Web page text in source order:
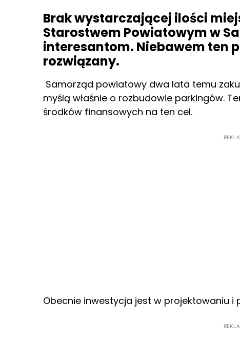
Brak wystarczającej ilości
Starostwem Powiatowym w
interesantom. Niebawem ten
rozwiązany.
Samorząd powiatowy dwa lata temu
myślą właśnie o rozbudowie parkingów.
środków finansowych na ten cel.
Obecnie inwestycja jest w projektowaniu i